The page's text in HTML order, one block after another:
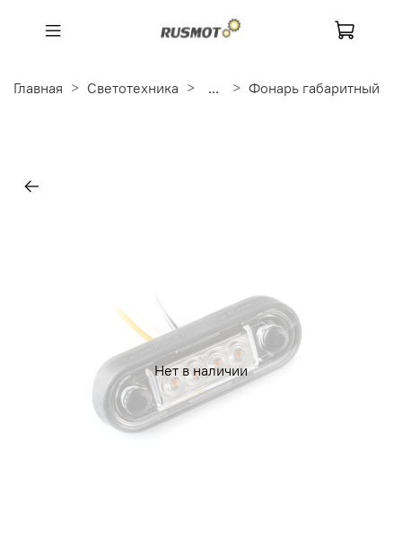
Главная Светотехника ... Фонарь габаритный
Нет в наличии